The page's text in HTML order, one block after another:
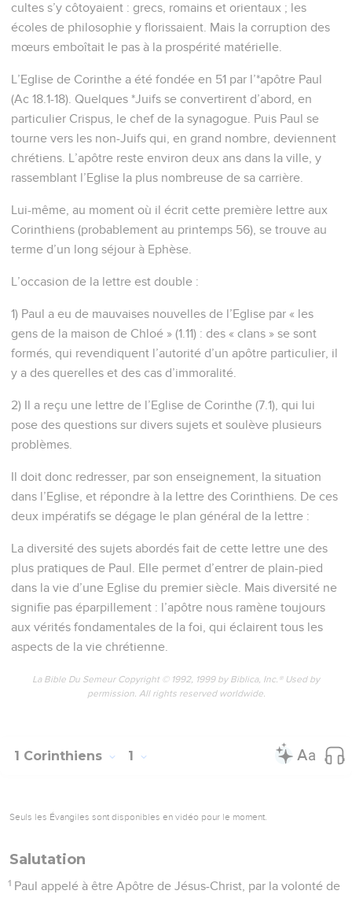
cultes s’y côtoyaient : grecs, romains et orientaux ; les
écoles de philosophie y florissaient. Mais la corruption des
mœurs emboîtait le pas à la prospérité matérielle.
L’Eglise de Corinthe a été fondée en 51 par l’*apôtre Paul
(Ac 18.1-18). Quelques *Juifs se convertirent d’abord, en
particulier Crispus, le chef de la synagogue. Puis Paul se
tourne vers les non-Juifs qui, en grand nombre, deviennent
chrétiens. L’apôtre reste environ deux ans dans la ville, y
rassemblant l’Eglise la plus nombreuse de sa carrière.
Lui-même, au moment où il écrit cette première lettre aux
Corinthiens (probablement au printemps 56), se trouve au
terme d’un long séjour à Ephèse.
L’occasion de la lettre est double :
1) Paul a eu de mauvaises nouvelles de l’Eglise par « les
gens de la maison de Chloé » (1.11) : des « clans » se sont
formés, qui revendiquent l’autorité d’un apôtre particulier, il
y a des querelles et des cas d’immoralité.
2) Il a reçu une lettre de l’Eglise de Corinthe (7.1), qui lui
pose des questions sur divers sujets et soulève plusieurs
problèmes.
Il doit donc redresser, par son enseignement, la situation
dans l’Eglise, et répondre à la lettre des Corinthiens. De ces
deux impératifs se dégage le plan général de la lettre :
La diversité des sujets abordés fait de cette lettre une des
plus pratiques de Paul. Elle permet d’entrer de plain-pied
dans la vie d’une Eglise du premier siècle. Mais diversité ne
signifie pas éparpillement : l’apôtre nous ramène toujours
aux vérités fondamentales de la foi, qui éclairent tous les
aspects de la vie chrétienne.
La Bible Du Semeur Copyright © 1992, 1999 by Biblica, Inc.® Used by
permission. All rights reserved worldwide.
1 Corinthiens 1
Seuls les Évangiles sont disponibles en vidéo pour le moment.
Salutation
1 Paul appelé à être Apôtre de Jésus-Christ, par la volonté de